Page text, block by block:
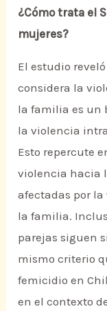
¿Cómo trata el
mujeres?
El estudio
considera la
la familia es un
la violencia
Esto repercute
violencia hacia
afectadas por
la familia.
parejas siguen
mismo criterio
femicidio en
en el contexto